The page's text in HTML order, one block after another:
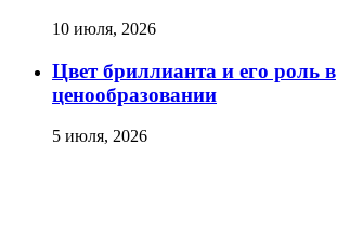
10 июля, 2026
Цвет бриллианта и его роль в
ценообразовании
5 июля, 2026